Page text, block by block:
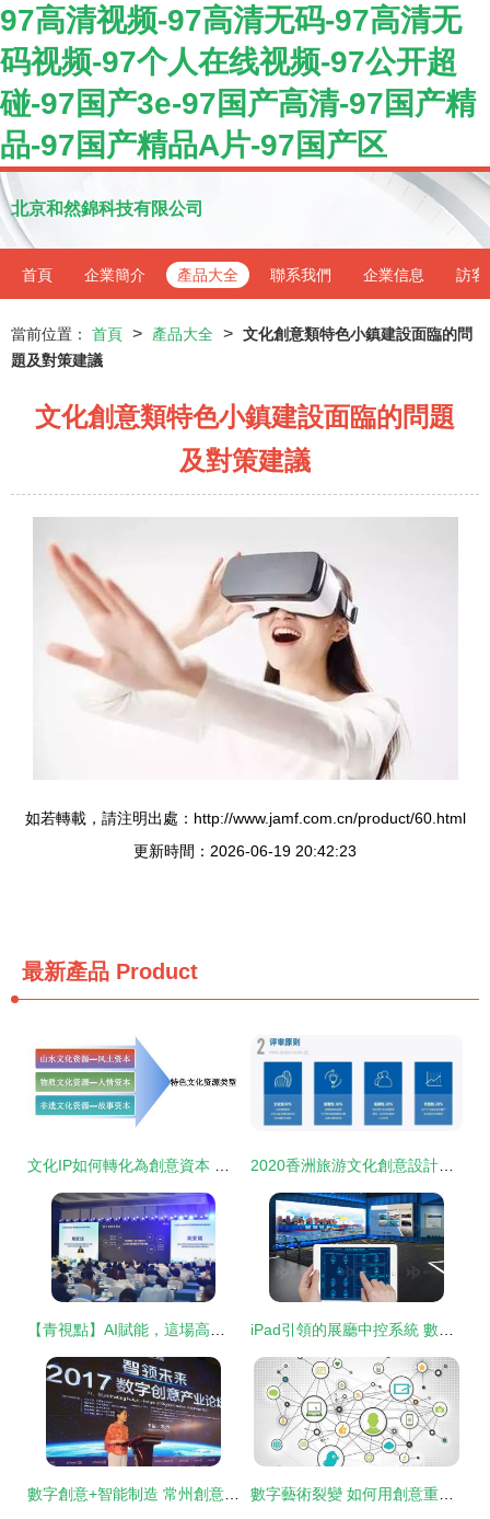
97高清视频-97高清无码-97高清无
码视频-97个人在线视频-97公开超
碰-97国产3e-97国产高清-97国产精
品-97国产精品A片-97国产区
北京和然錦科技有限公司
首頁 企業簡介 產品大全 聯系我們 企業信息 訪客
當前位置： 首頁 > 產品大全 > 文化創意類特色小鎮建設面臨的問
題及對策建議
文化創意類特色小鎮建設面臨的問題
及對策建議
如若轉載，請注明出處：http://www.jamf.com.cn/product/60.html
更新時間：2026-06-19 20:42:23
最新產品 Product